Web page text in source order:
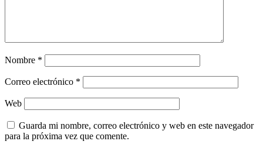
Nombre *
Correo electrónico *
Web
Guarda mi nombre, correo electrónico y web en este navegador
para la próxima vez que comente.